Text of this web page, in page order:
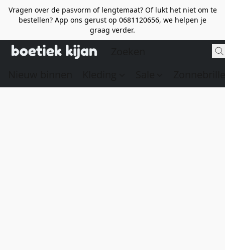
Vragen over de pasvorm of lengtemaat? Of lukt het niet om te
bestellen? App ons gerust op 0681120656, we helpen je
graag verder.